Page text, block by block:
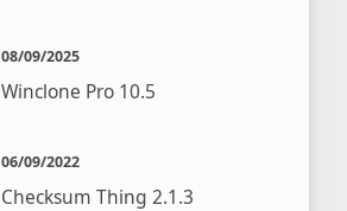
08/09/2025
Winclone Pro 10.5
06/09/2022
Checksum Thing 2.1.3